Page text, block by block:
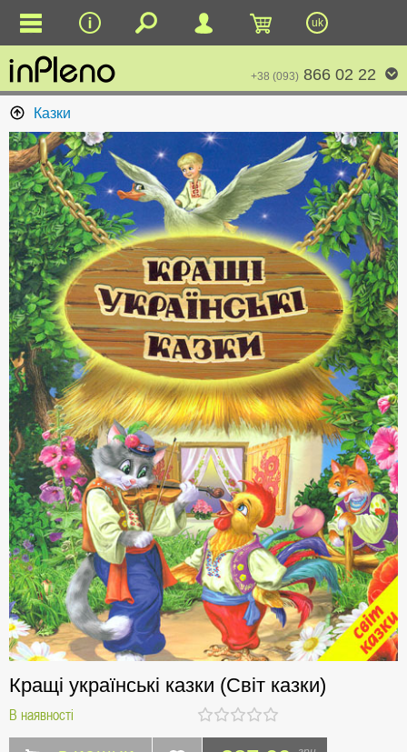
uk
+38 (093) 866 02 22
Казки
Кращі українські казки (Світ казки)
В наявності